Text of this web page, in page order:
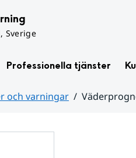
Sverige
Professionella tjänster
och varningar
för
varningar